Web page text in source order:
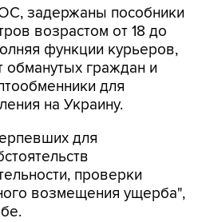
задержаны пособники
возрастом от 18 до
функции курьеров,
обманутых граждан и
для
на Украину.
для
проверки
возмещения ущерба",